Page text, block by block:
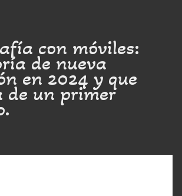
con móviles:
de nueva
en 2024 y que
de un primer